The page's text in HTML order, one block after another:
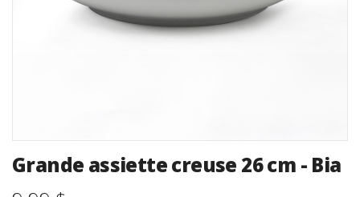
Grande assiette creuse 26 cm - Bia